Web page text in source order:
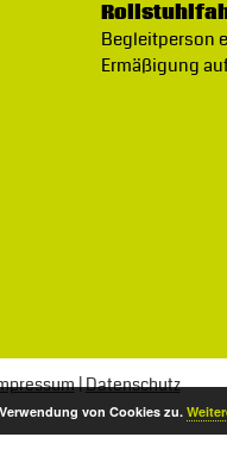
Begleitperson
Ermäßigung
|Datenschutz
von Cookies zu.